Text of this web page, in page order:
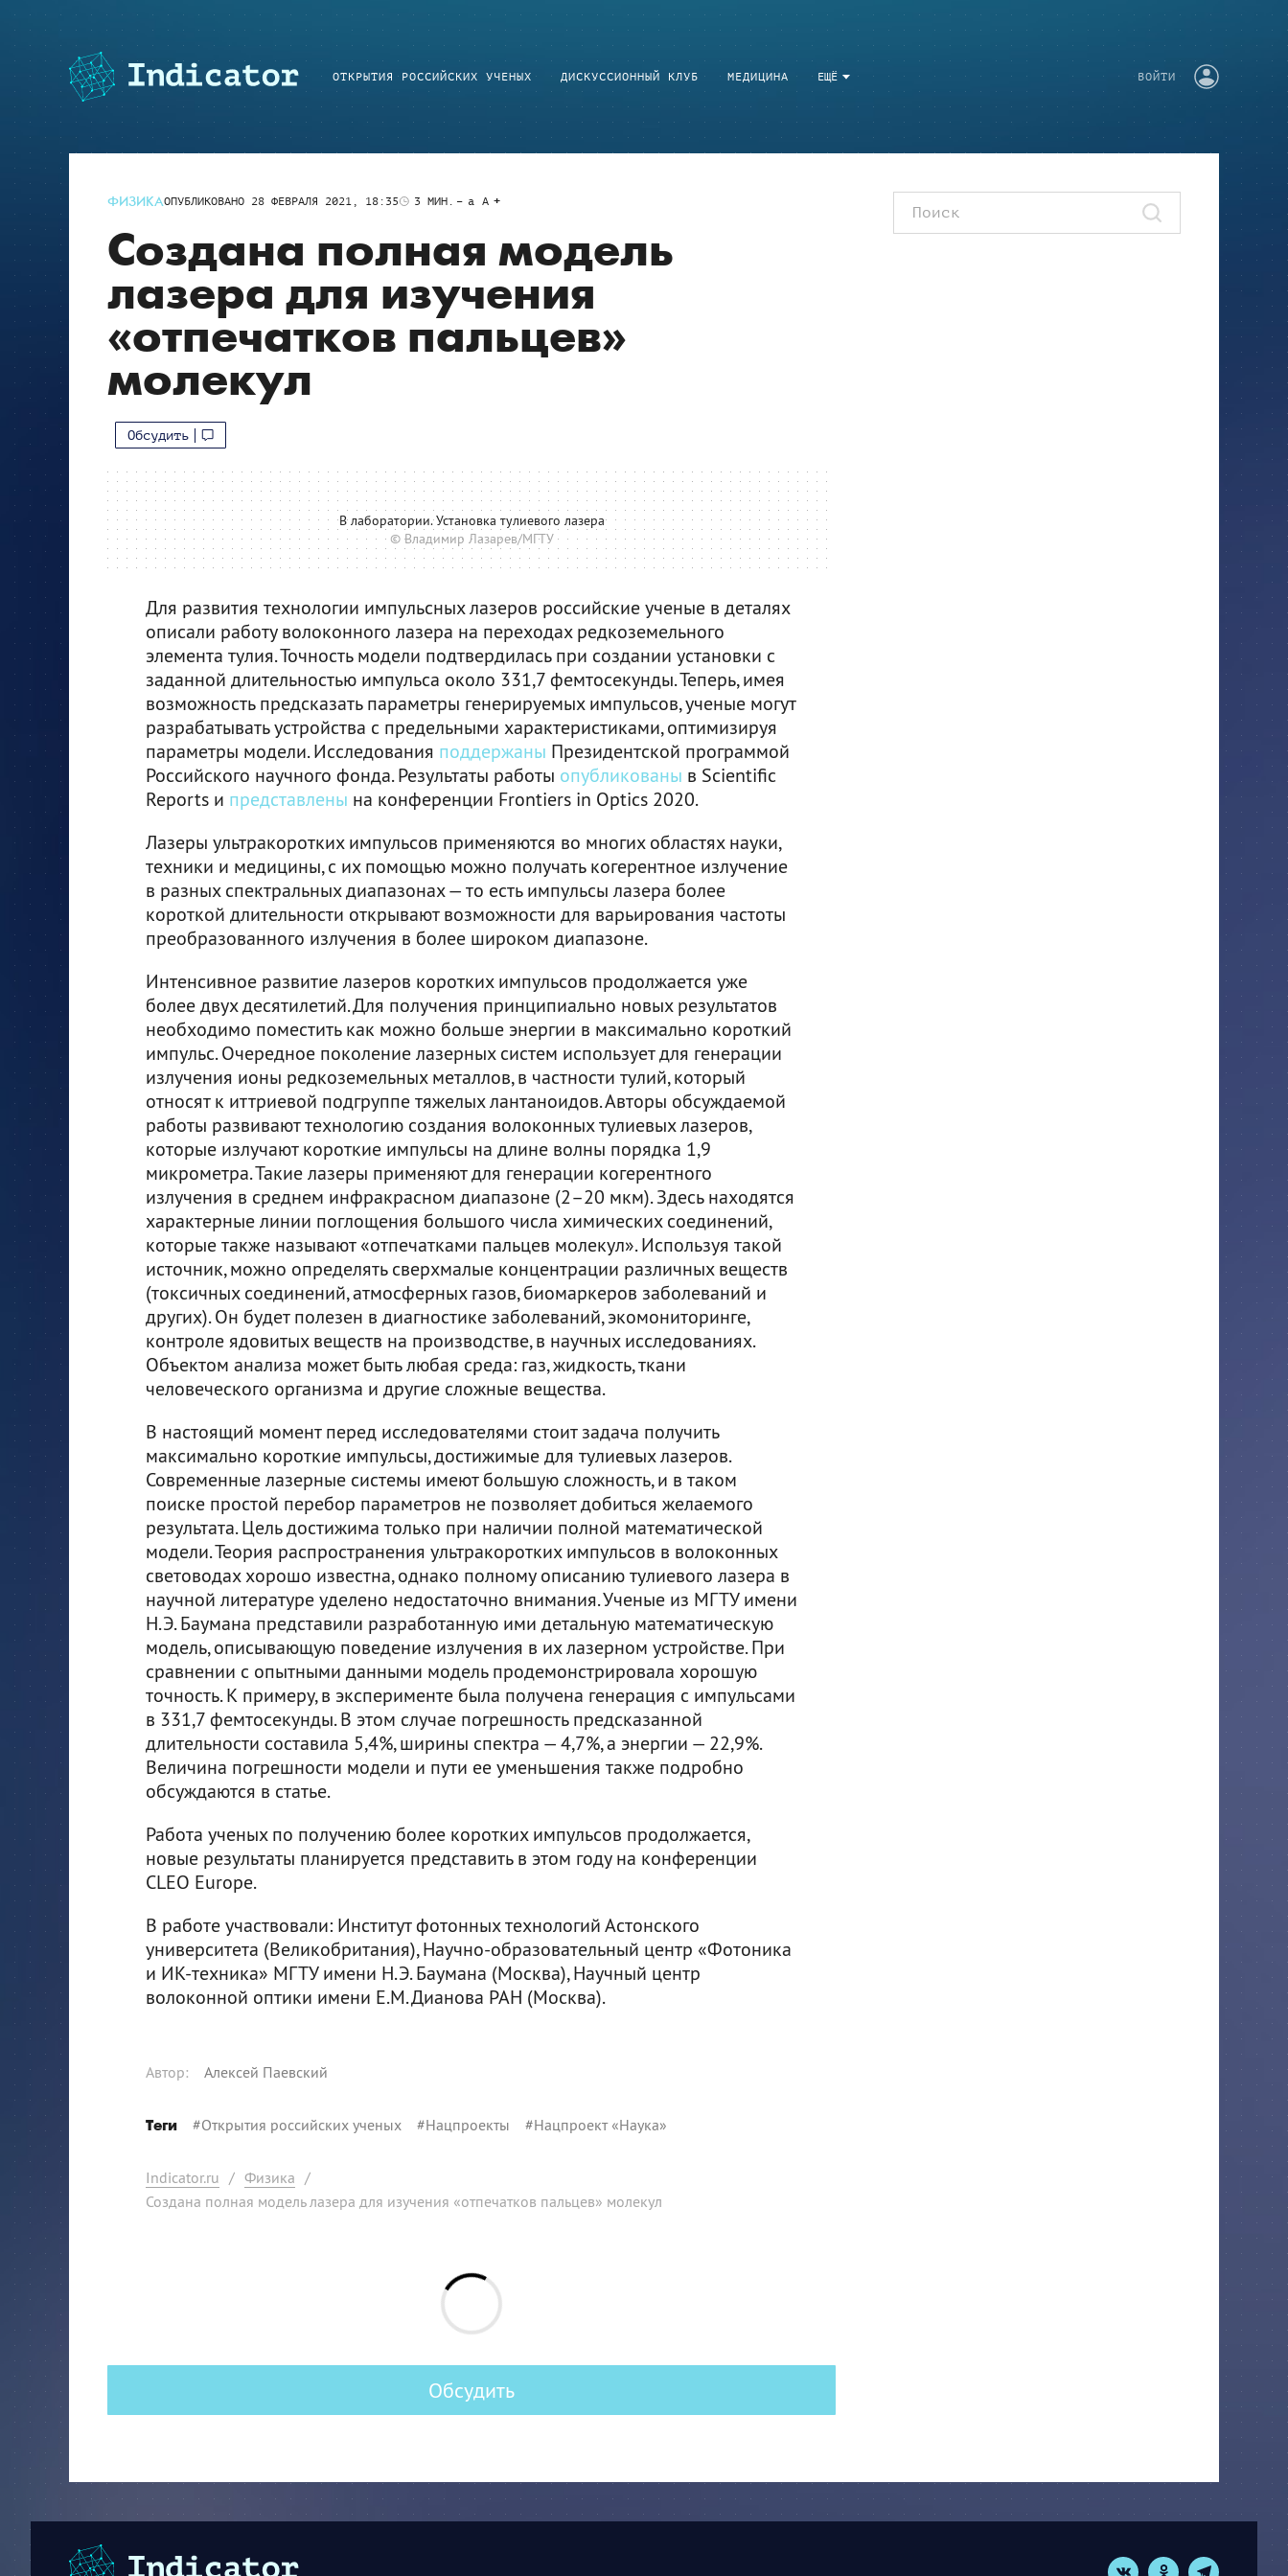
ЕЩЁ
ОТКРЫТИЯ РОССИЙСКИХ УЧЕНЫХ ДИСКУССИОННЫЙ КЛУБ МЕДИЦИНА ВОЙТИ
ФИЗИКАОПУБЛИКОВАНО 28 ФЕВРАЛЯ 2021, 18:35 3 МИН. a A
Создана полная модель
лазера для изучения
«отпечатков пальцев»
молекул
Обсудить
В лаборатории. Установка тулиевого лазера
© Владимир Лазарев/МГТУ
Для развития технологии импульсных лазеров российские ученые в деталях
описали работу волоконного лазера на переходах редкоземельного
элемента тулия. Точность модели подтвердилась при создании установки с
заданной длительностью импульса около 331,7 фемтосекунды. Теперь, имея
возможность предсказать параметры генерируемых импульсов, ученые могут
разрабатывать устройства с предельными характеристиками, оптимизируя
параметры модели. Исследования поддержаны Президентской программой
Российского научного фонда. Результаты работы опубликованы в Scientific
Reports и представлены на конференции Frontiers in Optics 2020.
Лазеры ультракоротких импульсов применяются во многих областях науки,
техники и медицины, с их помощью можно получать когерентное излучение
в разных спектральных диапазонах — то есть импульсы лазера более
короткой длительности открывают возможности для варьирования частоты
преобразованного излучения в более широком диапазоне.
Интенсивное развитие лазеров коротких импульсов продолжается уже
более двух десятилетий. Для получения принципиально новых результатов
необходимо поместить как можно больше энергии в максимально короткий
импульс. Очередное поколение лазерных систем использует для генерации
излучения ионы редкоземельных металлов, в частности тулий, который
относят к иттриевой подгруппе тяжелых лантаноидов. Авторы обсуждаемой
работы развивают технологию создания волоконных тулиевых лазеров,
которые излучают короткие импульсы на длине волны порядка 1,9
микрометра. Такие лазеры применяют для генерации когерентного
излучения в среднем инфракрасном диапазоне (2–20 мкм). Здесь находятся
характерные линии поглощения большого числа химических соединений,
которые также называют «отпечатками пальцев молекул». Используя такой
источник, можно определять сверхмалые концентрации различных веществ
(токсичных соединений, атмосферных газов, биомаркеров заболеваний и
других). Он будет полезен в диагностике заболеваний, экомониторинге,
контроле ядовитых веществ на производстве, в научных исследованиях.
Объектом анализа может быть любая среда: газ, жидкость, ткани
человеческого организма и другие сложные вещества.
В настоящий момент перед исследователями стоит задача получить
максимально короткие импульсы, достижимые для тулиевых лазеров.
Современные лазерные системы имеют большую сложность, и в таком
поиске простой перебор параметров не позволяет добиться желаемого
результата. Цель достижима только при наличии полной математической
модели. Теория распространения ультракоротких импульсов в волоконных
световодах хорошо известна, однако полному описанию тулиевого лазера в
научной литературе уделено недостаточно внимания. Ученые из МГТУ имени
Н.Э. Баумана представили разработанную ими детальную математическую
модель, описывающую поведение излучения в их лазерном устройстве. При
сравнении с опытными данными модель продемонстрировала хорошую
точность. К примеру, в эксперименте была получена генерация с импульсами
в 331,7 фемтосекунды. В этом случае погрешность предсказанной
длительности составила 5,4%, ширины спектра — 4,7%, а энергии — 22,9%.
Величина погрешности модели и пути ее уменьшения также подробно
обсуждаются в статье.
Работа ученых по получению более коротких импульсов продолжается,
новые результаты планируется представить в этом году на конференции
CLEO Europe.
В работе участвовали: Институт фотонных технологий Астонского
университета (Великобритания), Научно-образовательный центр «Фотоника
и ИК-техника» МГТУ имени Н.Э. Баумана (Москва), Научный центр
волоконной оптики имени Е.М. Дианова РАН (Москва).
Автор: Алексей Паевский
Теги #Открытия российских ученых #Нацпроекты #Нацпроект «Наука»
Indicator.ru / Физика /
Создана полная модель лазера для изучения «отпечатков пальцев» молекул
Обсудить